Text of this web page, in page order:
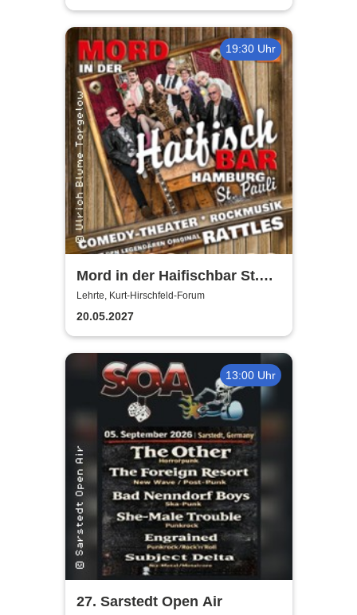
19:30 Uhr
Mord in der Haifischbar St.
Pauli - Theater IK's & The
Rattles - Theater & Musik
Lehrte, Kurt-Hirschfeld-Forum
20.05.2027
13:00 Uhr
27. Sarstedt Open Air